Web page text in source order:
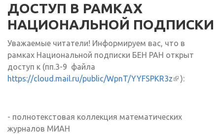
ДОСТУП В РАМКАХ
НАЦИОНАЛЬНОЙ ПОДПИСКИ
Уважаемые читатели! Информируем вас, что в
рамках Национальной подписки БЕН РАН открыт
доступ к (пп.3-9 файла
https://cloud.mail.ru/public/WpnT/YYFSPKR3z(внешняя
):
- полнотекстовая коллекция математических
журналов МИАН